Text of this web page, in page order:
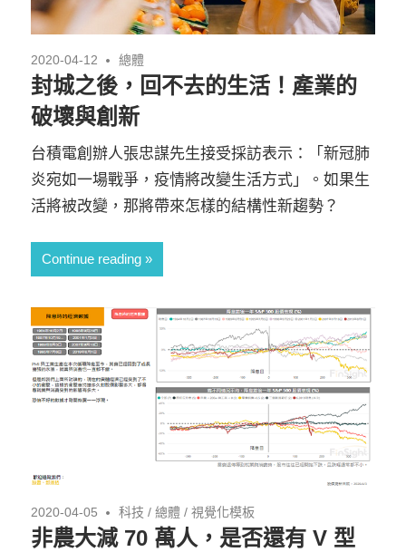
2020-04-12 總體
封城之後，回不去的生活！產業的
破壞與創新
台積電創辦人張忠謀先生接受採訪表示：「新冠肺
炎宛如一場戰爭，疫情將改變生活方式」。如果生
活將被改變，那將帶來怎樣的結構性新趨勢？
Continue reading
2020-04-05 科技 /總體 /視覺化模板
非農大減 70 萬人，是否還有 V 型